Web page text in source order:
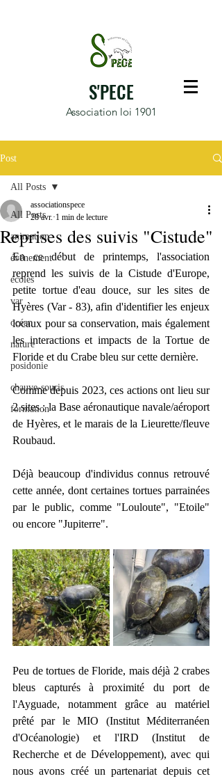
Association loi 1901
S'PECE
Post
All Posts
animation
événement
écoles
var
océan
nature
posidonie
chauve-souris
formation
All Posts
Reprises des suivis "Cistude"
associationspece
28 avr. 1 min de lecture
En ce début de printemps, l'association
reprend les suivis de la Cistude d'Europe,
petite tortue d'eau douce, sur les sites de
Hyères (Var - 83), afin d'identifier les enjeux
locaux pour sa conservation, mais également
les interactions et impacts de la Tortue de
Floride et du Crabe bleu sur cette dernière.
Comme depuis 2023, ces actions ont lieu sur
2 sites : la Base aéronautique navale/aéroport
de Hyères, et le marais de la Lieurette/fleuve
Roubaud.
Déjà beaucoup d'individus connus retrouvé
cette année, dont certaines tortues parrainées
par le public, comme "Louloute", "Etoile"
ou encore "Jupiterre".
Peu de tortues de Floride, mais déjà 2 crabes
bleus capturés à proximité du port de
l'Ayguade, notamment grâce au matériel
prêté par le MIO (Institut Méditerranéen
d'Océanologie) et l'IRD (Institut de
Recherche et de Développement), avec qui
nous avons créé un partenariat depuis cet